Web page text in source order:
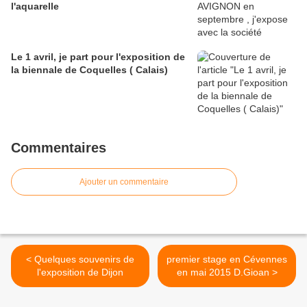
l'aquarelle
Le 1 avril, je part pour l'exposition de
la biennale de Coquelles ( Calais)
Commentaires
Ajouter un commentaire
< Quelques souvenirs de
l'exposition de Dijon
premier stage en Cévennes
en mai 2015 D.Gioan >